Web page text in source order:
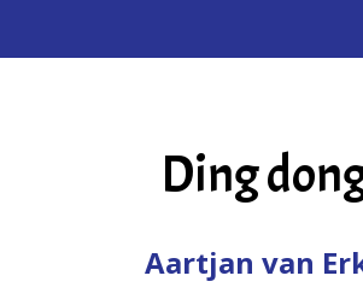
Ding
Aartjan van